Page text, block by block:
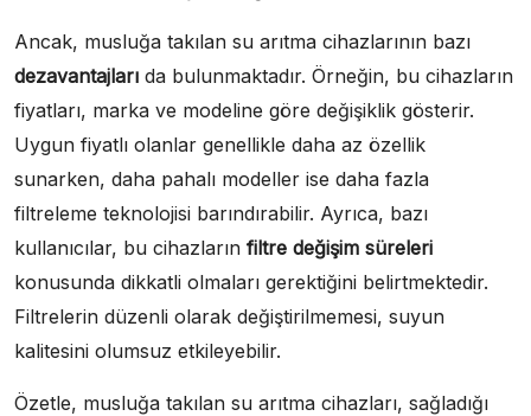
Ancak, musluğa takılan su arıtma cihazlarının bazı
dezavantajları da bulunmaktadır. Örneğin, bu cihazların
fiyatları, marka ve modeline göre değişiklik gösterir.
Uygun fiyatlı olanlar genellikle daha az özellik
sunarken, daha pahalı modeller ise daha fazla
filtreleme teknolojisi barındırabilir. Ayrıca, bazı
kullanıcılar, bu cihazların filtre değişim süreleri
konusunda dikkatli olmaları gerektiğini belirtmektedir.
Filtrelerin düzenli olarak değiştirilmemesi, suyun
kalitesini olumsuz etkileyebilir.
Özetle, musluğa takılan su arıtma cihazları, sağladığı